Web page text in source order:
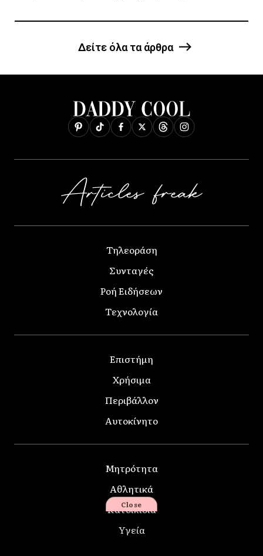
Δείτε όλα τα άρθρα
Τηλεοράση
Συνταγές
Ροή Ειδήσεων
Τεχνολογία
Επιστήμη
Χρήσιμα
Περιβάλλον
Αυτοκίνητο
Μητρότητα
Αθλητικά
Κατοικίδια
Υγεία
Close